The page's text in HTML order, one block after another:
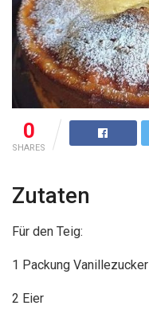
0
SHARES
Zutaten
Für den Teig:
1 Packung Vanillezucker
2 Eier